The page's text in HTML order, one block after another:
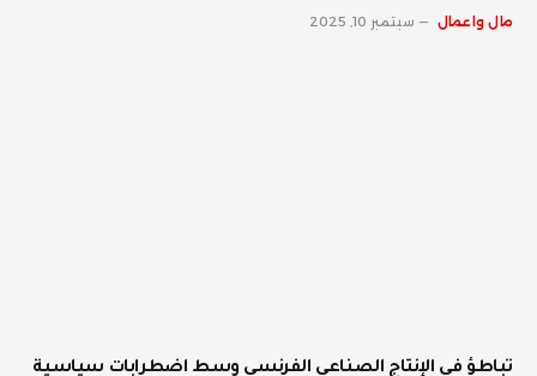
مال واعمال سبتمبر 10, 2025
تباطؤ في الإنتاج الصناعي الفرنسي وسط اضطرابات سياسية